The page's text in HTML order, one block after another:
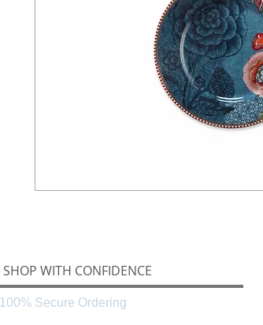
SHOP WITH CONFIDENCE
100% Secure Ordering